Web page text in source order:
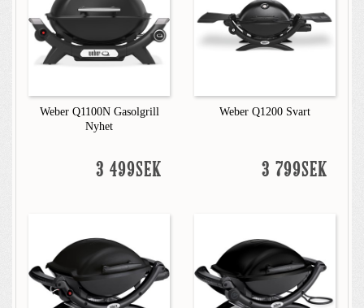
Weber Q1100N Gasolgrill
Nyhet
3 499SEK
Weber Q1200 Svart
3 799SEK